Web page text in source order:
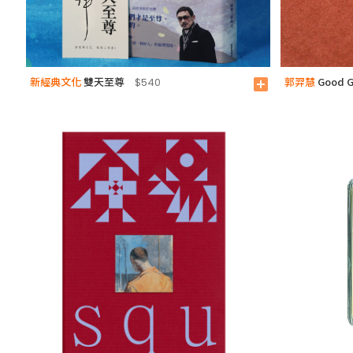
新經典文化雙天至尊 $540 add_box 郭羿慧 Good